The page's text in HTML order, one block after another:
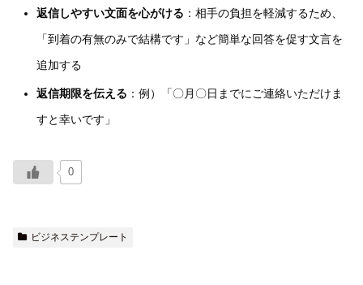
返信しやすい文面を心がける ：相手の負担を軽減するため、
「到着の有無のみで結構です」など簡単な回答を促す文言を
追加する
返信期限を伝える ：例）「〇月〇日までにご連絡いただけま
すと幸いです」
0
ビジネステンプレート